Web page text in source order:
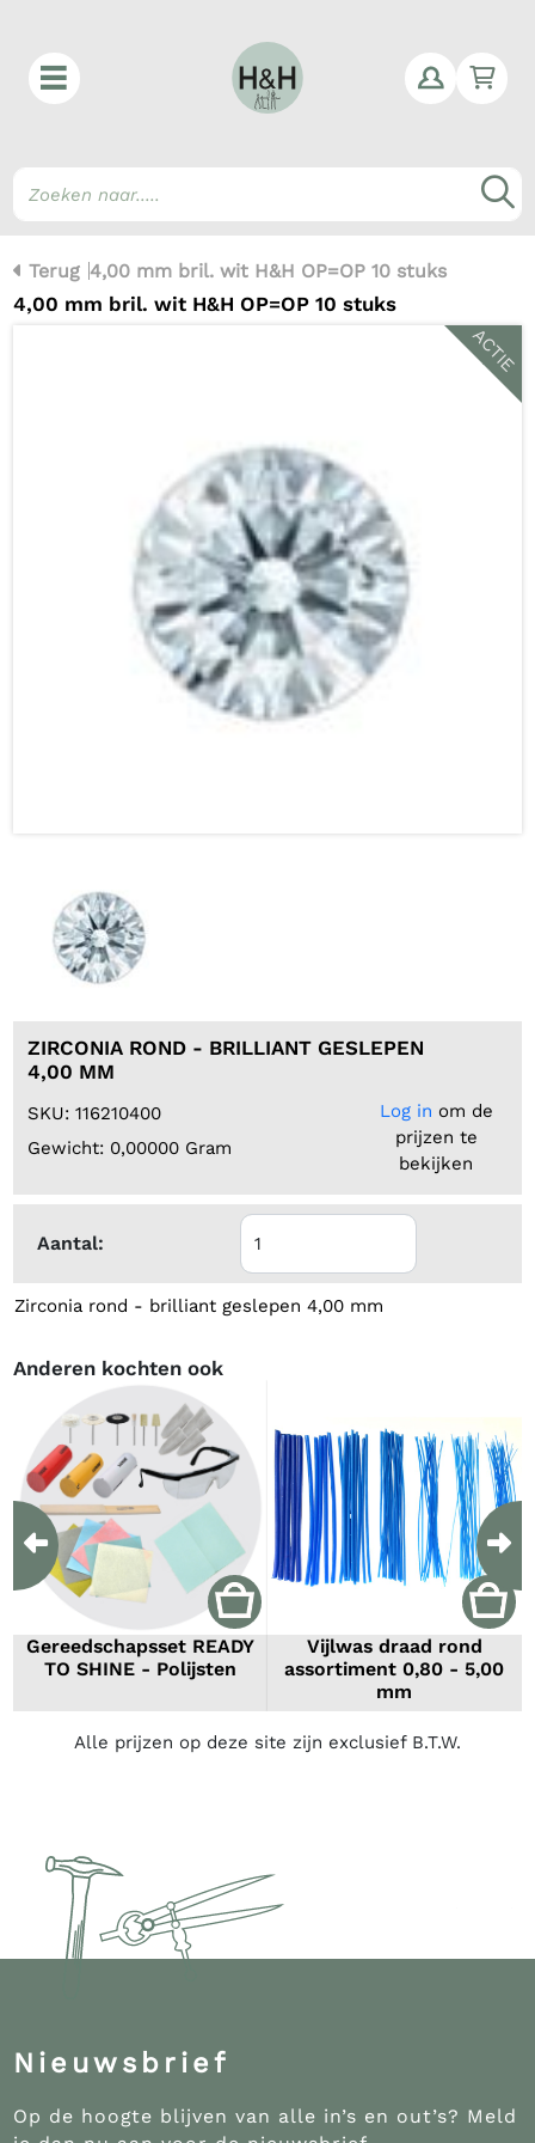
Terug 4,00 mm bril. wit H&H OP=OP 10 stuks
4,00 mm bril. wit H&H OP=OP 10 stuks
ACTIE
ZIRCONIA ROND - BRILLIANT GESLEPEN
4,00 MM
SKU: 116210400
Gewicht: 0,00000 Gram
Log in om de
prijzen te
bekijken
Aantal:
Zirconia rond - brilliant geslepen 4,00 mm
Anderen kochten ook
Gereedschapsset READY
TO SHINE - Polijsten
Vijlwas draad rond
assortiment 0,80 - 5,00
mm
Previous
Alle prijzen op deze site zijn exclusief B.T.W.
Nieuwsbrief
Op de hoogte blijven van alle in’s en out’s? Meld